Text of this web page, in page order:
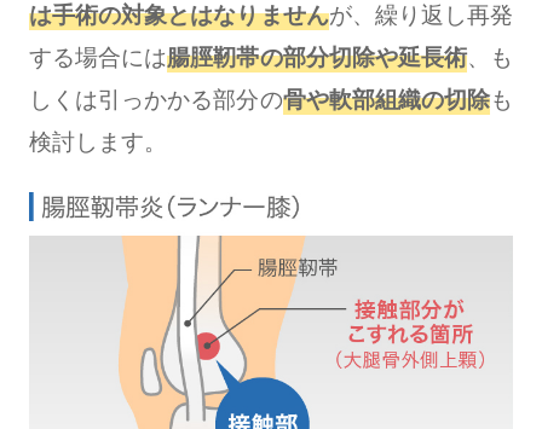
は手術の対象とはなりませんが、繰り返し再発
する場合には腸脛靭帯の部分切除や延長術、も
しくは引っかかる部分の骨や軟部組織の切除も
検討します。